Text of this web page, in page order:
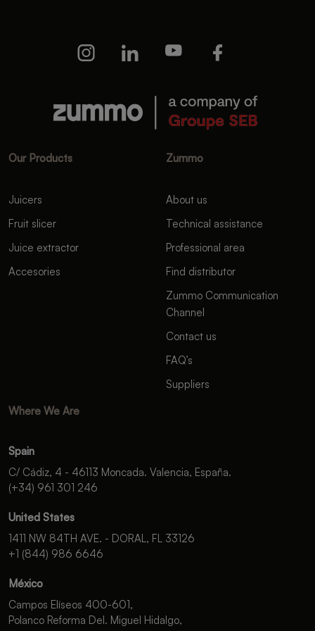
Our Products
Juicers
Fruit slicer
Juice extractor
Accesories
Zummo
About us
Technical assistance
Professional area
Find distributor
Zummo Communication
Channel
Contact us
FAQ’s
Suppliers
Where We Are
Spain
C/ Cádiz, 4 - 46113 Moncada. Valencia, España.
(+34) 961 301 246
United States
1411 NW 84TH AVE. - DORAL, FL 33126
+1 (844) 986 6646
México
Campos Elíseos 400-601,
Polanco Reforma Del. Miguel Hidalgo,